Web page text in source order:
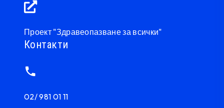
Проект "Здравеопазване за всички"
Контакти
02/ 981 01 11